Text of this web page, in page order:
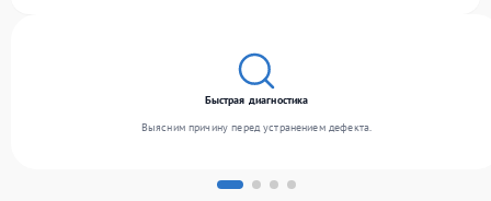
Быстрая диагностика
Выясним причину перед устранением дефекта.